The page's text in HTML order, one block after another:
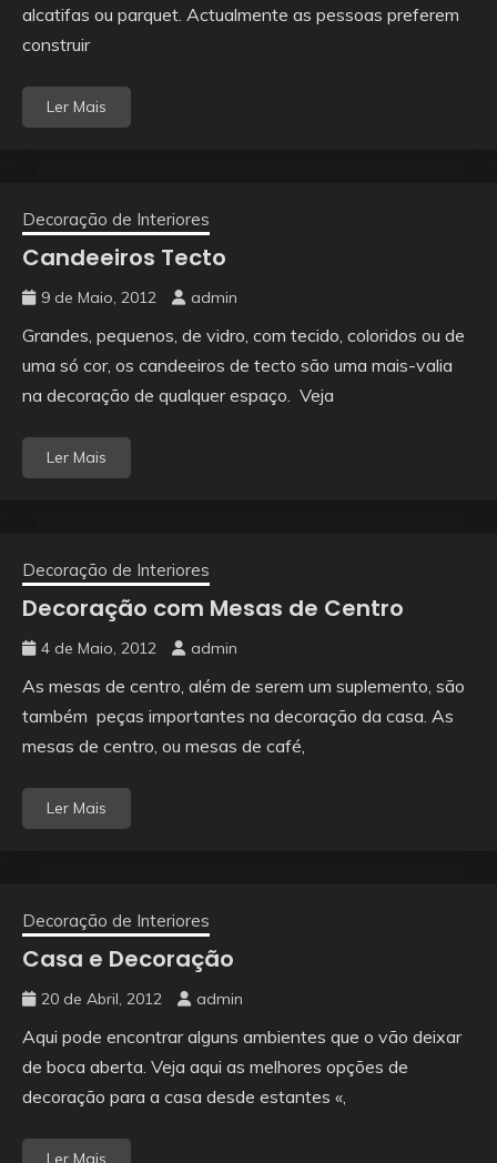
alcatifas ou parquet. Actualmente as pessoas preferem
construir
Ler Mais
Decoração de Interiores
Candeeiros Tecto
9 de Maio, 2012 admin
Grandes, pequenos, de vidro, com tecido, coloridos ou de
uma só cor, os candeeiros de tecto são uma mais-valia
na decoração de qualquer espaço. Veja
Ler Mais
Decoração de Interiores
Decoração com Mesas de Centro
4 de Maio, 2012 admin
As mesas de centro, além de serem um suplemento, são
também peças importantes na decoração da casa. As
mesas de centro, ou mesas de café,
Ler Mais
Decoração de Interiores
Casa e Decoração
20 de Abril, 2012 admin
Aqui pode encontrar alguns ambientes que o vão deixar
de boca aberta. Veja aqui as melhores opções de
decoração para a casa desde estantes «,